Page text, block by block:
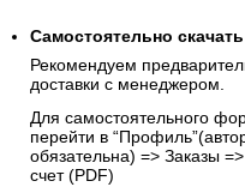
Самостоятельно скачать
Рекомендуем
доставки с менеджером.
Для самостоятельного
перейти в
обязательна) => Заказы
счет (PDF)